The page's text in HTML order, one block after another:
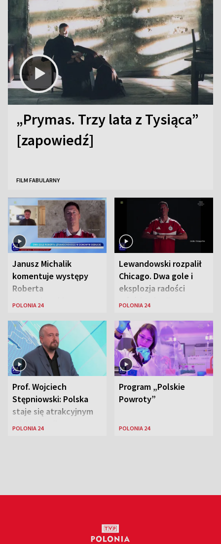
„Prymas. Trzy lata z Tysiąca”
[zapowiedź]
FILM FABULARNY
Janusz Michalik
komentuje występy
Roberta
Lewandowskiego w
Zjednoczonych
POLONIA 24
Lewandowski rozpalił
Chicago. Dwa gole i
eksplozja radości
wśród Polonii
POLONIA 24
Prof. Wojciech
Stępniowski: Polska
staje się atrakcyjnym
miejscem dla
POLONIA 24
Program „Polskie
Powroty”
POLONIA 24